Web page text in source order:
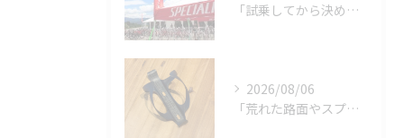
「試乗してから決める。」 それがPOWER-KIDSの一番大切にしていることです。
2026/08/06
「荒れた路面やスプリントでボトルが飛んでヒヤッとしたこと、あ...